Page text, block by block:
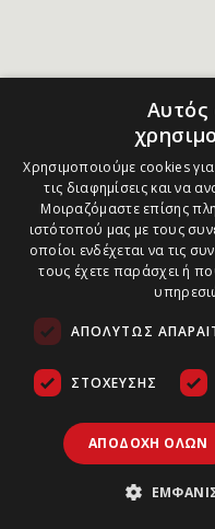
Αυτός
Χρησιμοποιούμε cookies
τις διαφημίσεις και να
Μοιραζόμαστε επίσης
ιστότοπού μας με τους
οποίοι ενδέχεται να τις
τους έχετε παράσχει ή
ΑΠΟΛΎΤΩΣ
ΣΤΌΧΕΥΣΗΣ
ΑΠΟΔΟΧΉ ΌΛΩΝ